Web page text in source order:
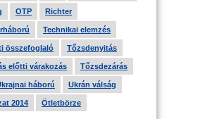
OTP Richter
Technikai elemzés
összefoglaló Tőzsdenyitás
előtti várakozás Tőzsdezárás
háború Ukrán válság
2014 Ötletbörze